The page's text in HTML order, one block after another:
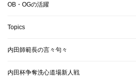
OB・OGの活躍
Topics
内田師範長の言々句々
内田杯争奪洗心道場新人戦